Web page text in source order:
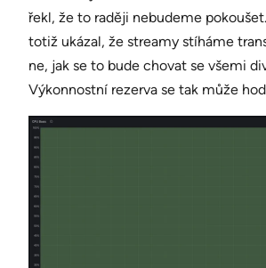
řekl, že to raději nebudeme
totiž ukázal, že streamy stíháme
ne, jak se to bude chovat se všemi
Výkonnostní rezerva se tak může